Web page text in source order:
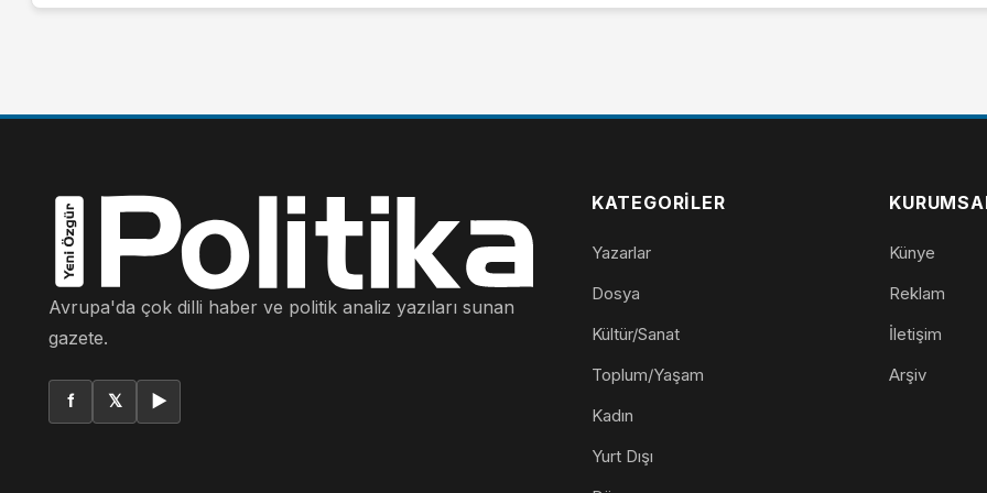
Avrupa'da çok dilli haber ve politik analiz yazıları sunan
gazete.
f 𝕏 ▶
KATEGORILER
Yazarlar
Dosya
Kültür/Sanat
Toplum/Yaşam
Kadın
Yurt Dışı
Künye
Reklam
İletişim
Arşiv